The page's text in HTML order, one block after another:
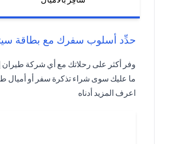
حدِّد أسلوب سفرك مع بطاقة
وفر أكثر على رحلاتك مع أي شركة طيران إلى أي وجهة
ما عليك سوى شراء تذكرة سفر أو أميال
اعرف المزيد أدناه